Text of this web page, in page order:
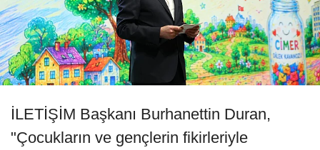
İLETİŞİM Başkanı Burhanettin Duran,
"Çocukların ve gençlerin fikirleriyle